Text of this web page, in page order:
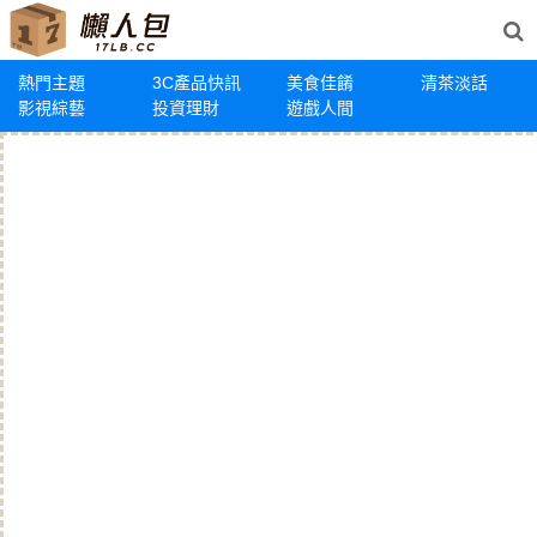
熱門主題 3C產品快訊 美食佳餚
清茶淡話
影視綜藝
投資理財 遊戲人間